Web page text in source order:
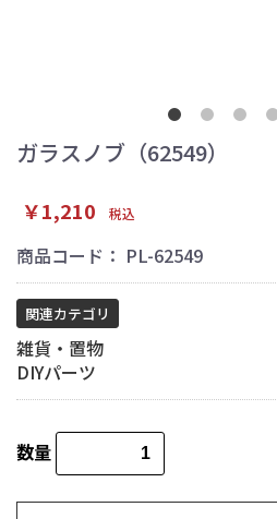
ガラスノブ（62549）
￥1,210 税込
商品コード： PL-62549
関連カテゴリ
雑貨・置物
DIYパーツ
数量